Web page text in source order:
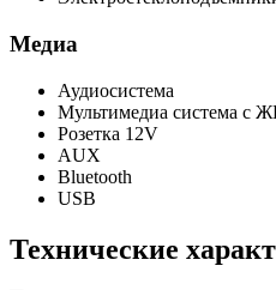
Медиа
Аудиосистема
Мультимедиа система с
Розетка 12V
AUX
Bluetooth
USB
Технические